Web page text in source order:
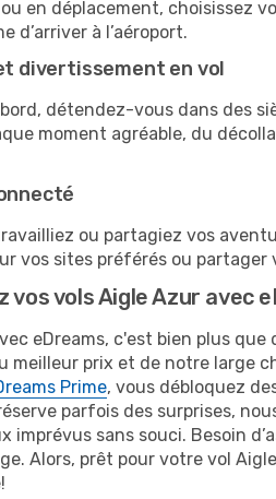
en déplacement, choisissez
d’arriver à l’aéroport.
divertissement en vol
détendez-vous dans des
moment agréable, du
ou partagiez vos
vos sites préférés ou
vos vols Aigle Azur avec
eDreams, c'est bien plus
meilleur prix et de notre large
Prime, vous débloquez
parfois des surprises,
imprévus sans souci. Besoin
Alors, prêt pour votre vol